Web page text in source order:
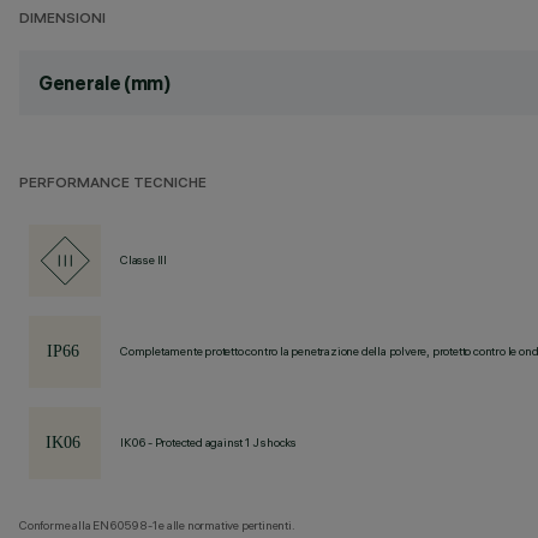
DIMENSIONI
Generale (mm)
PERFORMANCE TECNICHE
Classe III
Completamente protetto contro la penetrazione della polvere, protetto contro le
IK06 - Protected against 1 J shocks
Conforme alla EN60598-1 e alle normative pertinenti.